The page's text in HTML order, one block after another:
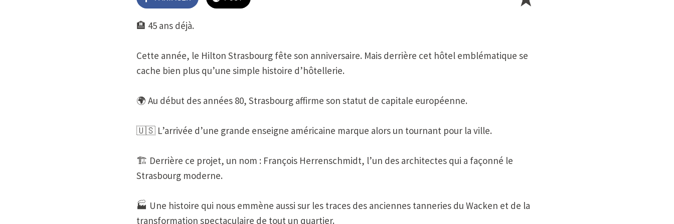
🏨 45 ans déjà.
Cette année, le Hilton Strasbourg fête son anniversaire. Mais derrière cet hôtel emblématique se
cache bien plus qu’une simple histoire d’hôtellerie.
🌍 Au début des années 80, Strasbourg affirme son statut de capitale européenne.
🇺🇸 L’arrivée d’une grande enseigne américaine marque alors un tournant pour la ville.
🏗️ Derrière ce projet, un nom : François Herrenschmidt, l’un des architectes qui a façonné le
Strasbourg moderne.
🏭 Une histoire qui nous emmène aussi sur les traces des anciennes tanneries du Wacken et de la
transformation spectaculaire de tout un quartier.